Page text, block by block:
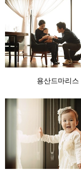
용산드마리스